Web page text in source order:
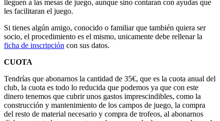
lleguen a las mesas de juego, aunque sino contaran con ayudas que
les facilitaran el juego.
Si tienes algún amigo, conocido o familiar que también quiera ser
socio, el procedimiento es el mismo, unicamente debe rellenar la
ficha de inscripción con sus datos.
CUOTA
Tendrías que abonarnos la cantidad de 35€, que es la cuota anual del
club, la cuota es todo lo reducida que podemos ya que con este
dinero tenemos que cubrir unos gastos imprescindibles, como la
construcción y mantenimiento de los campos de juego, la compra
del resto de material necesario y compra de trofeos, al abonarnos